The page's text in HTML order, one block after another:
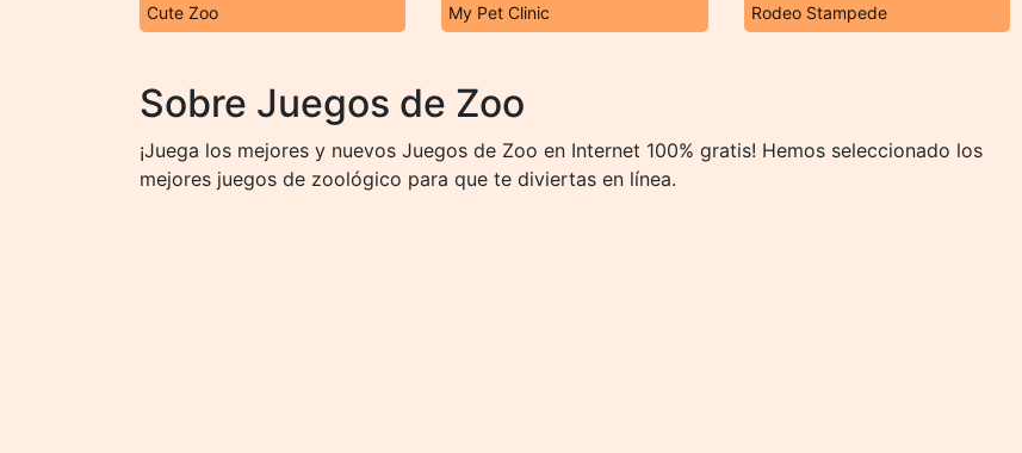
Cute Zoo My Pet Clinic Rodeo Stampede
Sobre Juegos de Zoo
¡Juega los mejores y nuevos Juegos de Zoo en Internet 100% gratis! Hemos seleccionado los
mejores juegos de zoológico para que te diviertas en línea.